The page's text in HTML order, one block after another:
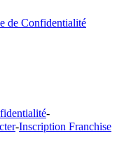
de Confidentialité
-
-Inscription Franchise